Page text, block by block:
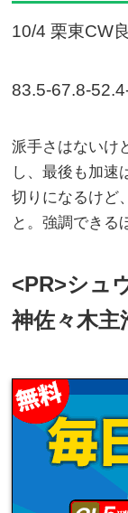
10/4 栗東CW
83.5-67.8-
派手さはないけ
し、最後も加速
切りになるけど
と。強調できる
<PR>シュ
神佐々木主